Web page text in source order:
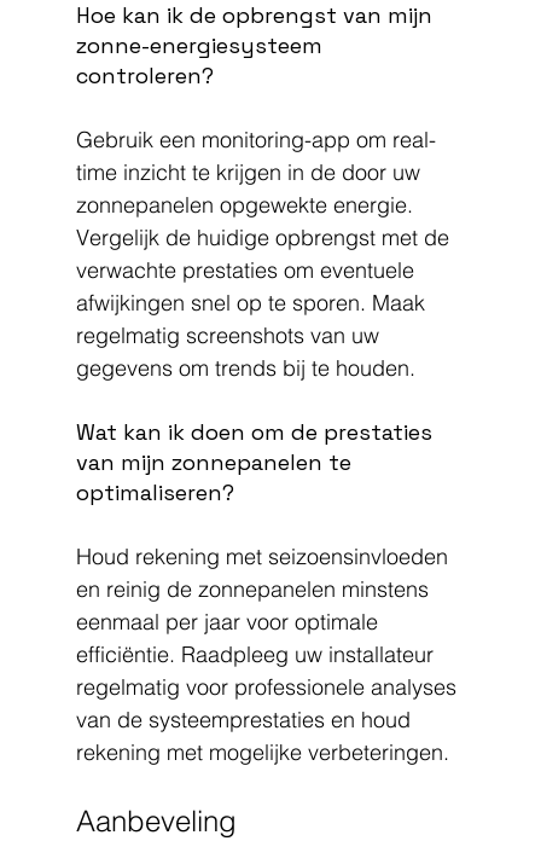
Hoe kan ik de opbrengst van mijn
zonne-energiesysteem
controleren?
Gebruik een monitoring-app om real-
time inzicht te krijgen in de door uw
zonnepanelen opgewekte energie.
Vergelijk de huidige opbrengst met de
verwachte prestaties om eventuele
afwijkingen snel op te sporen. Maak
regelmatig screenshots van uw
gegevens om trends bij te houden.
Wat kan ik doen om de prestaties
van mijn zonnepanelen te
optimaliseren?
Houd rekening met seizoensinvloeden
en reinig de zonnepanelen minstens
eenmaal per jaar voor optimale
efficiëntie. Raadpleeg uw installateur
regelmatig voor professionele analyses
van de systeemprestaties en houd
rekening met mogelijke verbeteringen.
Aanbeveling